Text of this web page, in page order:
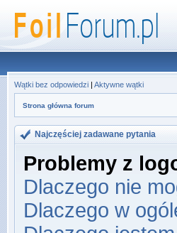
Wątki bez odpowiedzi | Aktywne wątki
Strona główna forum
Najczęściej zadawane pytania
Problemy z
Dlaczego nie
Dlaczego w